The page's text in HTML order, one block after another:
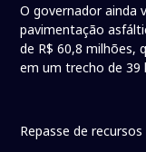
O governador ainda
pavimentação
de R$ 60,8 milhões,
em um trecho de 39
Repasse de recursos